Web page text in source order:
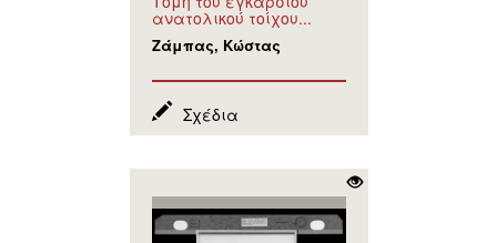
ανατολικού τοίχου...
Ζάμπας, Κώστας
Σχέδια